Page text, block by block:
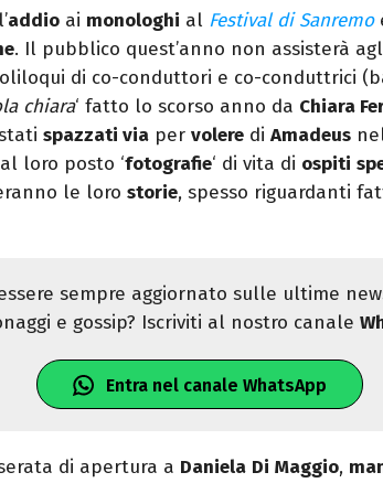
addio ai monologhi al Festival di Sanremo
. Il pubblico quest’anno non assisterà
di co-conduttori e co-conduttrici
chiara‘ fatto lo scorso anno da Chiara
spazzati via per volere di Amadeus
loro posto ‘fotografie‘ di vita di ospiti
le loro storie, spesso riguardanti
sempre aggiornato sulle ultime
e gossip? Iscriviti al nostro canale
Entra nel canale WhatsApp
di apertura a Daniela Di Maggio,